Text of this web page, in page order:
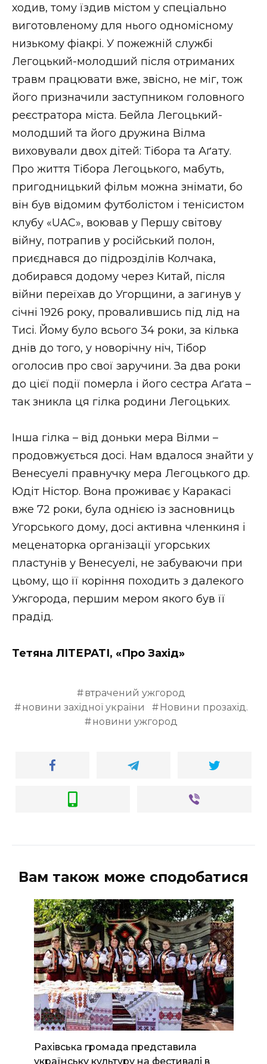
ходив, тому їздив містом у спеціально
виготовленому для нього одномісному
низькому фіакрі. У пожежній службі
Легоцький-молодший після отриманих
травм працювати вже, звісно, не міг, тож
його призначили заступником головного
реєстратора міста. Бейла Легоцький-
молодший та його дружина Вілма
виховували двох дітей: Тібора та Аґату.
Про життя Тібора Легоцького, мабуть,
пригодницький фільм можна знімати, бо
він був відомим футболістом і тенісистом
клубу «UAC», воював у Першу світову
війну, потрапив у російський полон,
приєднався до підрозділів Колчака,
добирався додому через Китай, після
війни переїхав до Угорщини, а загинув у
січні 1926 року, провалившись під лід на
Тисі. Йому було всього 34 роки, за кілька
днів до того, у новорічну ніч, Тібор
оголосив про свої заручини. За два роки
до цієї події померла і його сестра Аґата –
так зникла ця гілка родини Легоцьких.
Інша гілка – від доньки мера Вілми –
продовжується досі. Нам вдалося знайти у
Венесуелі правнучку мера Легоцького др.
Юдіт Ністор. Вона проживає у Каракасі
вже 72 роки, була однією із засновниць
Угорського дому, досі активна членкиня і
меценаторка організації угорських
пластунів у Венесуелі, не забуваючи при
цьому, що її коріння походить з далекого
Ужгорода, першим мером якого був її
прадід.
Тетяна ЛІТЕРАТІ, «Про Захід»
втрачений ужгород
новини західної україни
Новини прозахід.
новини ужгород
Вам також може сподобатися
Рахівська громада представила
українську культуру на фестивалі в